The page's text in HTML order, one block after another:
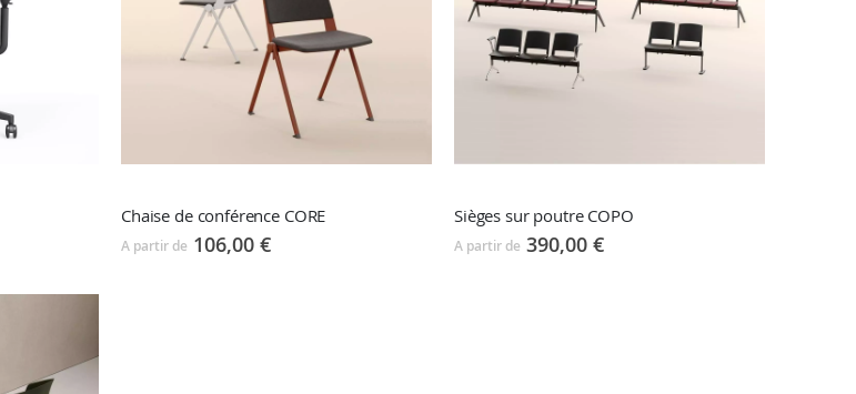
Chaise de conférence CORE
A partir de 106,00 €
Sièges sur poutre COPO
A partir de 390,00 €